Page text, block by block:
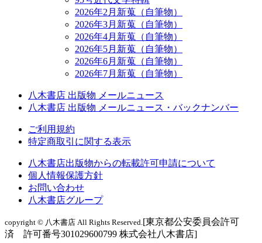
2026年2月新蒐（自筆物）
2026年3月新蒐（自筆物）
2026年4月新蒐（自筆物）
2026年5月新蒐（自筆物）
2026年6月新蒐（自筆物）
2026年7月新蒐（自筆物）
八木書店 出版物 メールニュース
八木書店 出版物 メールニュース・バックナンバー
ご利用規約
特定商取引に関する表示
八木書店出版物からの転載許可申請について
個人情報保護方針
お問い合わせ
八木書店グループ
copyright © 八木書店 All Rights Reserved. [東京都公安委員会許可
済 許可番号301029600799 株式会社八木書店]